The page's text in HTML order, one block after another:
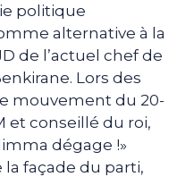
politique
alternative à la
de l’actuel chef de
Lors des
mouvement du 20-
et conseillé du roi,
dégage !»
façade du parti,